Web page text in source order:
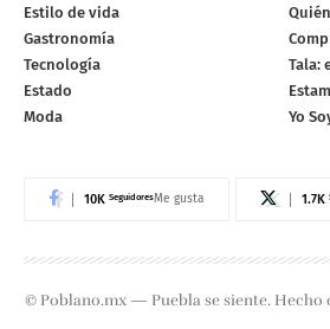
Estilo de vida
Gastronomía
Tecnología
Estado
Moda
Tala:
Yo
10K SeguidoresMe gusta 1.7K
© Poblano.mx — Puebla se siente. Hecho